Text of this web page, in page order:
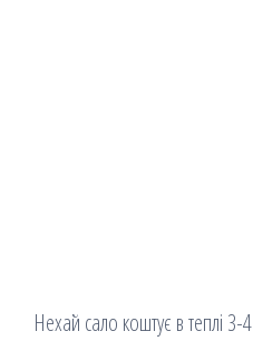
Нехай сало коштує в теплі